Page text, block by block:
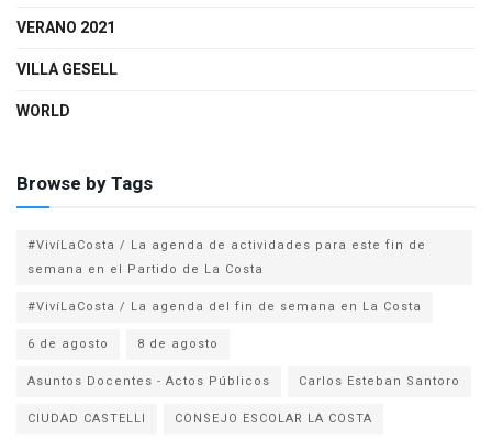
VERANO 2021
VILLA GESELL
WORLD
Browse by Tags
#VivíLaCosta / La agenda de actividades para este fin de
semana en el Partido de La Costa
#VivíLaCosta / La agenda del fin de semana en La Costa
6 de agosto
8 de agosto
Asuntos Docentes - Actos Públicos
Carlos Esteban Santoro
CIUDAD CASTELLI
CONSEJO ESCOLAR LA COSTA